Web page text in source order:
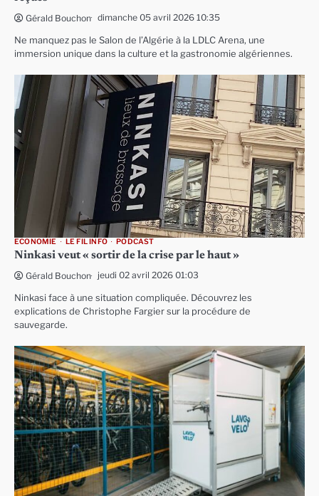
Gérald Bouchon dimanche 05 avril 2026 10:35
Ne manquez pas le Salon de l’Algérie à la LDLC Arena, une
immersion unique dans la culture et la gastronomie algériennes.
ECONOMIE LE FIL INFO PODCAST
Ninkasi veut « sortir de la crise par le haut »
Gérald Bouchon jeudi 02 avril 2026 01:03
Ninkasi face à une situation compliquée. Découvrez les
explications de Christophe Fargier sur la procédure de
sauvegarde.